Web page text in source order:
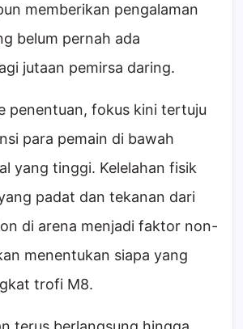
memberikan pengalaman
belum pernah ada
jutaan pemirsa daring.
penentuan, fokus kini tertuju
para pemain di bawah
yang tinggi. Kelelahan fisik
padat dan tekanan dari
di arena menjadi faktor non-
menentukan siapa yang
trofi M8.